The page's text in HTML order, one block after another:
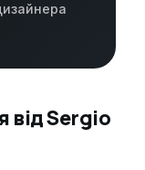
від Sergio